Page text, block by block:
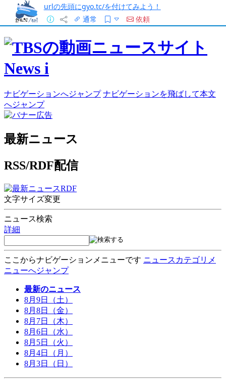
urlの先頭にgyo.tc/を付けてみよう！
通常
依頼